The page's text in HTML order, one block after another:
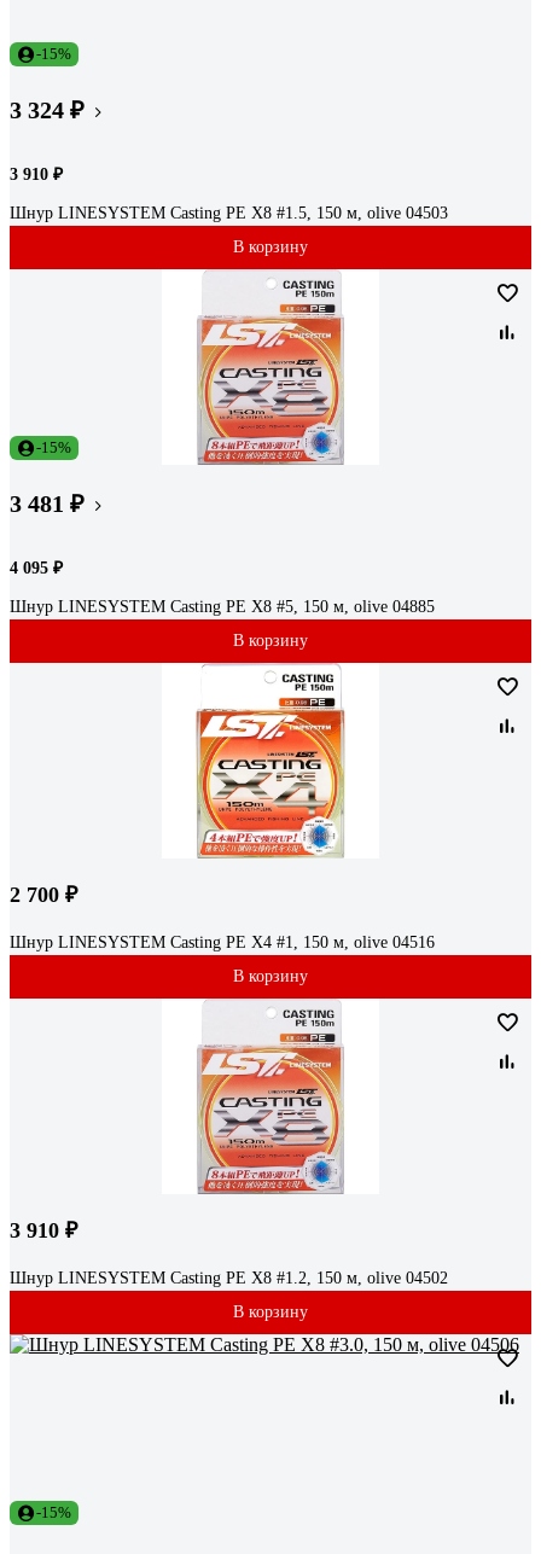
-15%
3 324 ₽
3 910 ₽
Шнур LINESYSTEM Casting PE X8 #1.5, 150 м, olive 04503
В корзину
-15%
3 481 ₽
4 095 ₽
Шнур LINESYSTEM Casting PE X8 #5, 150 м, olive 04885
В корзину
2 700 ₽
Шнур LINESYSTEM Casting PE X4 #1, 150 м, olive 04516
В корзину
3 910 ₽
Шнур LINESYSTEM Casting PE X8 #1.2, 150 м, olive 04502
В корзину
-15%